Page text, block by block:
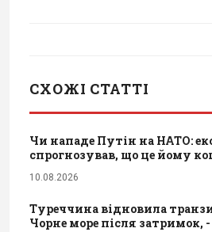
СХОЖІ СТАТТІ
Чи нападе Путін на НАТО:
спрогнозував, що це йому
10.08.2026
Туреччина відновила
Чорне море після затримок,